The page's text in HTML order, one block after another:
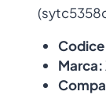
Marca: